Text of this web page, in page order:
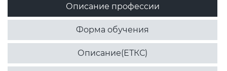
Описание профессии
Форма обучения
Описание(ЕТКС)